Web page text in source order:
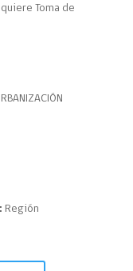
Toma de
Región